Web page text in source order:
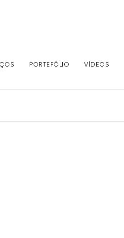
PORTEFÓLIO VÍDEOS